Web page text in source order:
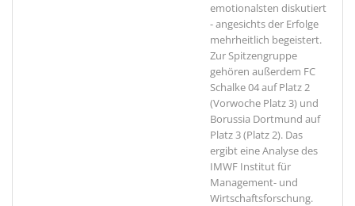
emotionalsten diskutiert
- angesichts der Erfolge
mehrheitlich begeistert.
Zur Spitzengruppe
gehören außerdem FC
Schalke 04 auf Platz 2
(Vorwoche Platz 3) und
Borussia Dortmund auf
Platz 3 (Platz 2). Das
ergibt eine Analyse des
IMWF Institut für
Management- und
Wirtschaftsforschung.